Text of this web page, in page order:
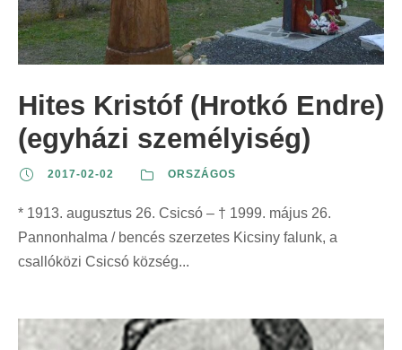
Hites Kristóf (Hrotkó Endre)
(egyházi személyiség)
2017-02-02 ORSZÁGOS
* 1913. augusztus 26. Csicsó – † 1999. május 26.
Pannonhalma / bencés szerzetes Kicsiny falunk, a
csallóközi Csicsó község...